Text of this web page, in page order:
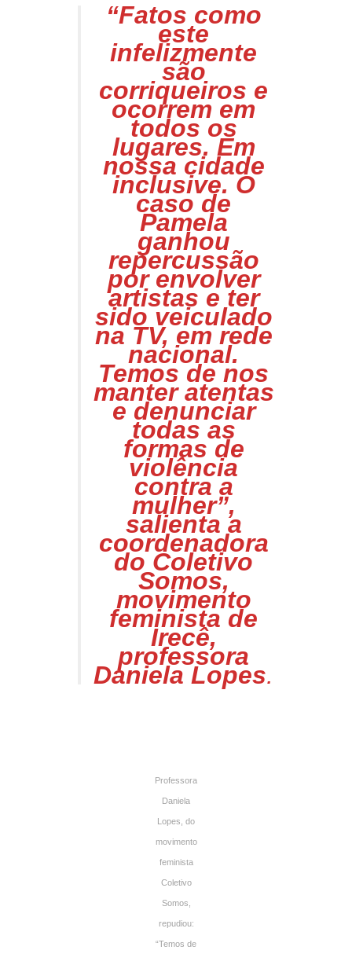
“Fatos como
este
infelizmente
são
corriqueiros e
ocorrem em
todos os
lugares. Em
nossa cidade
inclusive. O
caso de
Pamela
ganhou
repercussão
por envolver
artistas e ter
sido veiculado
na TV, em rede
nacional.
Temos de nos
manter atentas
e denunciar
todas as
formas de
violência
contra a
mulher”,
salienta a
coordenadora
do Coletivo
Somos,
movimento
feminista de
Irecê,
professora
Daniela Lopes.
Professora
Daniela
Lopes, do
movimento
feminista
Coletivo
Somos,
repudiou:
“Temos de